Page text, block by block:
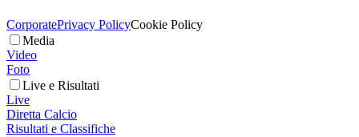
CorporatePrivacy PolicyCookie Policy
Media
Video
Foto
Live e Risultati
Live
Diretta Calcio
Risultati e Classifiche